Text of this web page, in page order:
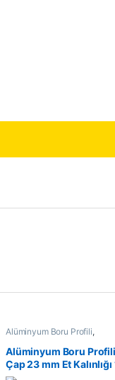
Alüminyum Boru Profili,
Alüminyum Profil
İndirimli Ürünler
Alüminyum Boru Profili
Çap 23 mm Et Kalınlığı
mm